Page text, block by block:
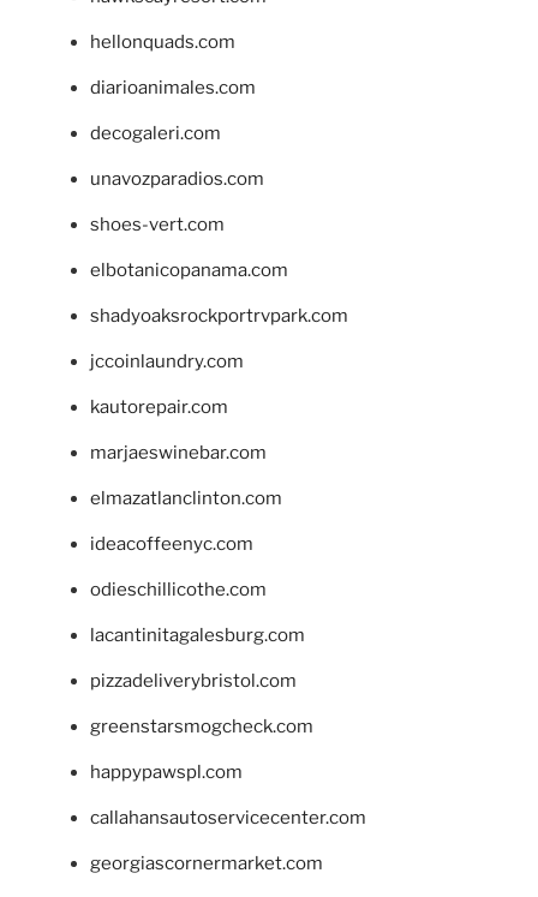
hellonquads.com
diarioanimales.com
decogaleri.com
unavozparadios.com
shoes-vert.com
elbotanicopanama.com
shadyoaksrockportrvpark.com
jccoinlaundry.com
kautorepair.com
marjaeswinebar.com
elmazatlanclinton.com
ideacoffeenyc.com
odieschillicothe.com
lacantinitagalesburg.com
pizzadeliverybristol.com
greenstarsmogcheck.com
happypawspl.com
callahansautoservicecenter.com
georgiascornermarket.com